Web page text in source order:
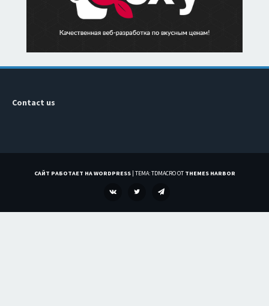
Contact us
САЙТ РАБОТАЕТ НА WORDPRESS | ТЕМА: TDMACRO ОТ THEMES HARBOR
TWITTER